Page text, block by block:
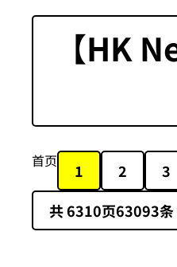
【HK
首页 1 2 3
共6310页63093条